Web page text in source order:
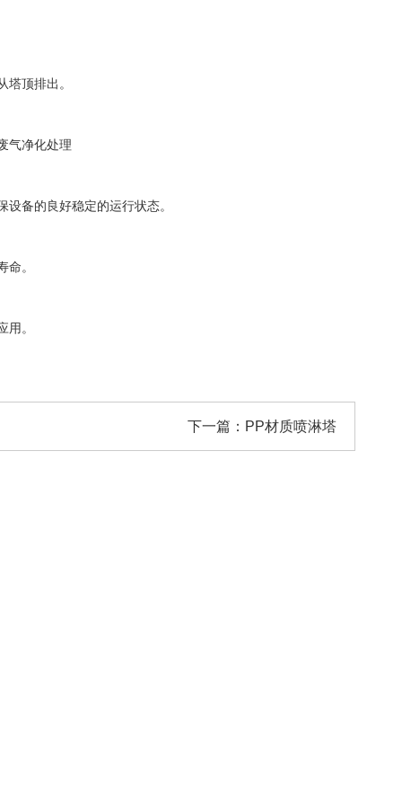
顶排出。
气净化处理
备的良好稳定的运行状态。
命。
用。
下一篇： PP材质喷淋塔